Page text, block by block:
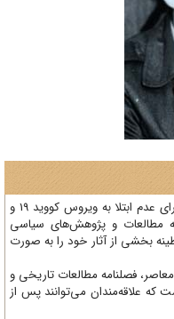
با توجه به نیاز به تداوم مراقبت‌های بهداشتی برای عدم ابتلا به ویروس کووید 19 و
و پژوهش‌های سیاسی
از آثار خود را به صورت
فصلنامه‌ مطالعات تاریخی و
علاقه‌مندان می‌توانند پس از